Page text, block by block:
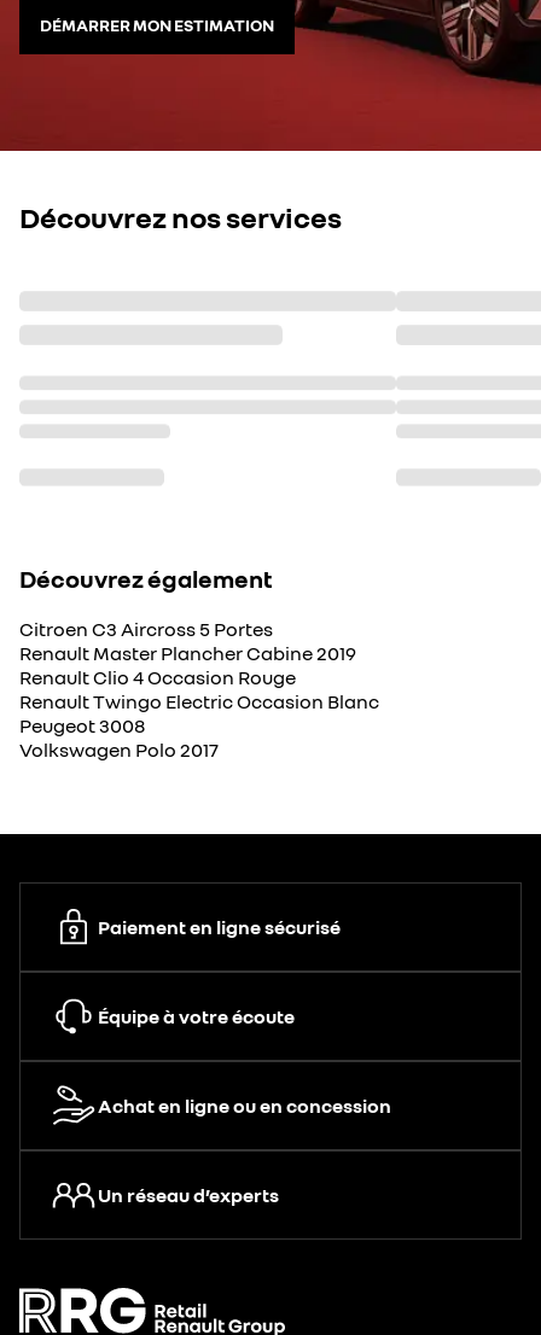
DÉMARRER MON ESTIMATION
Découvrez nos services
Découvrez également
Citroen C3 Aircross 5 Portes
Renault Master Plancher Cabine 2019
Renault Clio 4 Occasion Rouge
Renault Twingo Electric Occasion Blanc
Peugeot 3008
Volkswagen Polo 2017
Paiement en ligne sécurisé
Équipe à votre écoute
Achat en ligne ou en concession
Un réseau d’experts